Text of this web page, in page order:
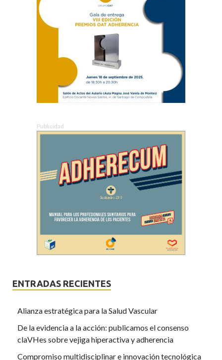
Publicidad
ENTRADAS RECIENTES
Alianza estratégica para la Salud Vascular
De la evidencia a la acción: publicamos el consenso
claVHes sobre vejiga hiperactiva y adherencia
Compromiso multidisciplinar e innovación tecnológica